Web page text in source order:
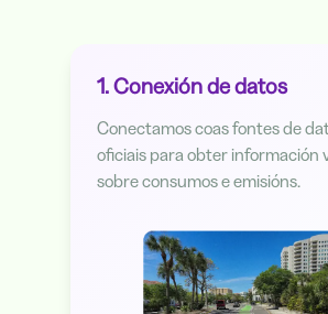
1. Conexión de datos
Conectamos coas fontes de
oficiais para obter información
sobre consumos e emisións.